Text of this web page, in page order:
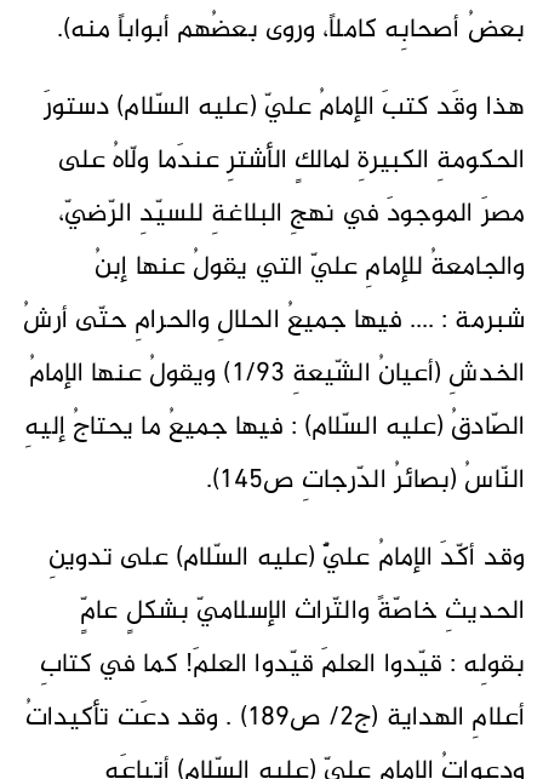
بعضُ أصحابِه كاملاً، وروى بعضُهم أبواباً منه).
هذا وقَد كتبَ الإمامُ عليّ (عليه السّلام) دستورَ
الحكومةِ الكبيرةِ لمالكٍ الأشترِ عندَما ولّاهُ على
مصرَ الموجودَ في نهجِ البلاغةِ للسيّدِ الرّضيّ،
والجامعةُ للإمامِ عليّ التي يقولُ عنها إبنُ
شبرمة : .... فيها جميعُ الحلالِ والحرامِ حتّى أرشُ
الخدشِ (أعيانُ الشّيعةِ 1/93) ويقولُ عنها الإمامُ
الصّادقُ (عليه السّلام) : فيها جميعُ ما يحتاجُ إليهِ
النّاسُ (بصائرُ الدّرجاتِ ص145).
وقد أكّدَ الإمامُ عليٌّ (عليه السّلام) على تدوينِ
الحديثِ خاصّةً والتّراث الإسلاميّ بشكلٍ عامٍّ
بقولِه : قيّدوا العلمَ قيّدوا العلمَ! كما في كتابِ
أعلامِ الهداية (ج2/ ص189) . وقد دعَت تأكيداتُ